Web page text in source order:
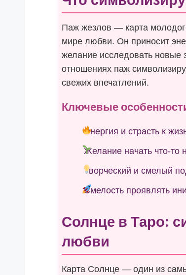
Паж жезлов — карта
мире любви. Он приносит
желание исследовать
отношениях паж
свежих впечатлений.
Ключевые
Энергия и страсть к
Желание начать что-то
Творческий и смелый
Смелость проявлять
Солнце в Таро:
любви
Карта Солнце — один из